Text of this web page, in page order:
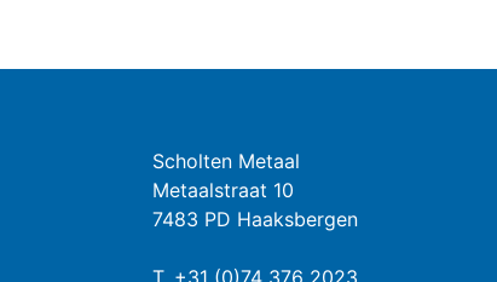
Scholten Metaal
Metaalstraat 10
7483 PD Haaksbergen
T. +31 (0)74 376 2023